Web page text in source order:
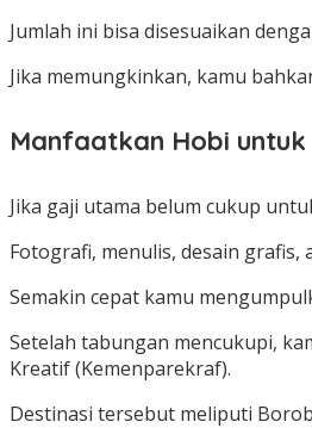
Jumlah ini bisa disesuaikan
Jika memungkinkan, kamu
Manfaatkan Hobi
Jika gaji utama belum cukup
Fotografi, menulis, desain
Semakin cepat kamu
Setelah tabungan mencukupi,
Kreatif (Kemenparekraf).
Destinasi tersebut meliputi